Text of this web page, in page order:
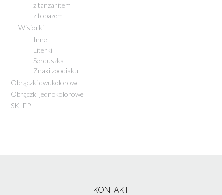
z tanzanitem
z topazem
Wisiorki
Inne
Literki
Serduszka
Znaki zoodiaku
Obrączki dwukolorowe
Obrączki jednokolorowe
SKLEP
KONTAKT